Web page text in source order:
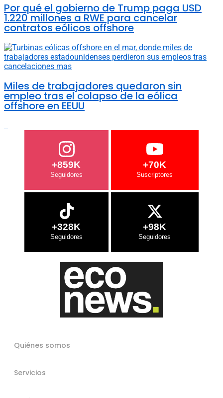
Por qué el gobierno de Trump paga USD
1.220 millones a RWE para cancelar
contratos eólicos offshore
Miles de trabajadores quedaron sin
empleo tras el colapso de la eólica
offshore en EEUU
+859K +70K
+328K +98K
Quiénes somos
Servicios